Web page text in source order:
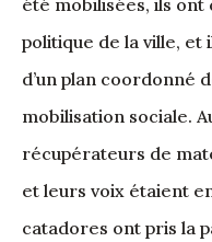
été mobilisées, ils ont
politique de la ville, et
d’un plan coordonné
mobilisation sociale.
récupérateurs de
et leurs voix étaient
catadores ont pris la